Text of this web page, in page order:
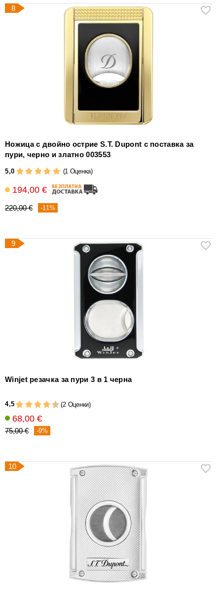
8
Ножица с двойно острие S.T. Dupont с поставка за
пури, черно и златно 003553
5,0 (1 Оценка)
194,00 €
220,00 € -11%
9
Winjet резачка за пури 3 в 1 черна
4,5 (2 Оценки)
68,00 €
75,00 € -9%
10